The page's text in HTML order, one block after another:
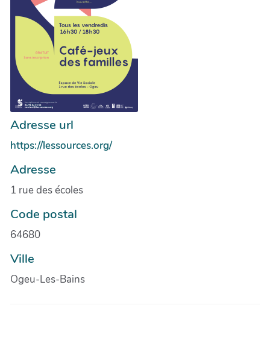
Adresse url
https://lessources.org/
Adresse
1 rue des écoles
Code postal
64680
Ville
Ogeu-Les-Bains